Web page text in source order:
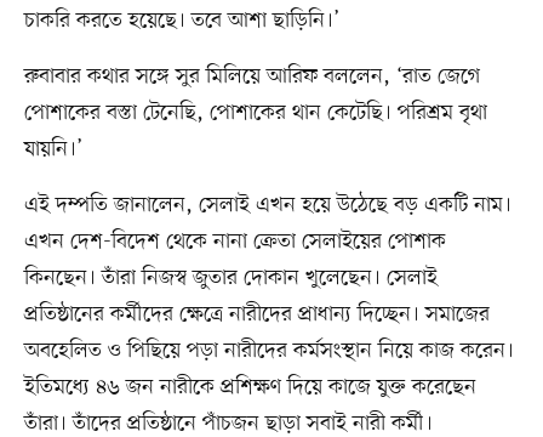
চাকরি করতে হয়েছে। তবে আশা ছাড়িনি।’
রুবাবার কথার সঙ্গে সুর মিলিয়ে আরিফ বললেন, ‘রাত জেগে
পোশাকের বস্তা টেনেছি, পোশাকের থান কেটেছি। পরিশ্রম বৃথা
যায়নি।’
এই দম্পতি জানালেন, সেলাই এখন হয়ে উঠেছে বড় একটি নাম।
এখন দেশ-বিদেশ থেকে নানা ক্রেতা সেলাইয়ের পোশাক
কিনছেন। তাঁরা নিজস্ব জুতার দোকান খুলেছেন। সেলাই
প্রতিষ্ঠানের কর্মীদের ক্ষেত্রে নারীদের প্রাধান্য দিচ্ছেন। সমাজের
অবহেলিত ও পিছিয়ে পড়া নারীদের কর্মসংস্থান নিয়ে কাজ করেন।
ইতিমধ্যে ৪৬ জন নারীকে প্রশিক্ষণ দিয়ে কাজে যুক্ত করেছেন
তাঁরা। তাঁদের প্রতিষ্ঠানে পাঁচজন ছাড়া সবাই নারী কর্মী।